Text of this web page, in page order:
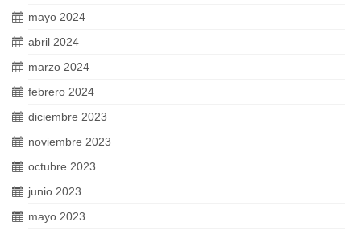
mayo 2024
abril 2024
marzo 2024
febrero 2024
diciembre 2023
noviembre 2023
octubre 2023
junio 2023
mayo 2023